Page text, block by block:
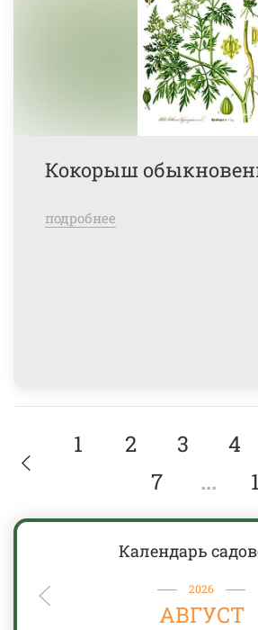
Кокорыш
подробнее
1 2 3 4
7
...
Календарь
2026
АВГУСТ